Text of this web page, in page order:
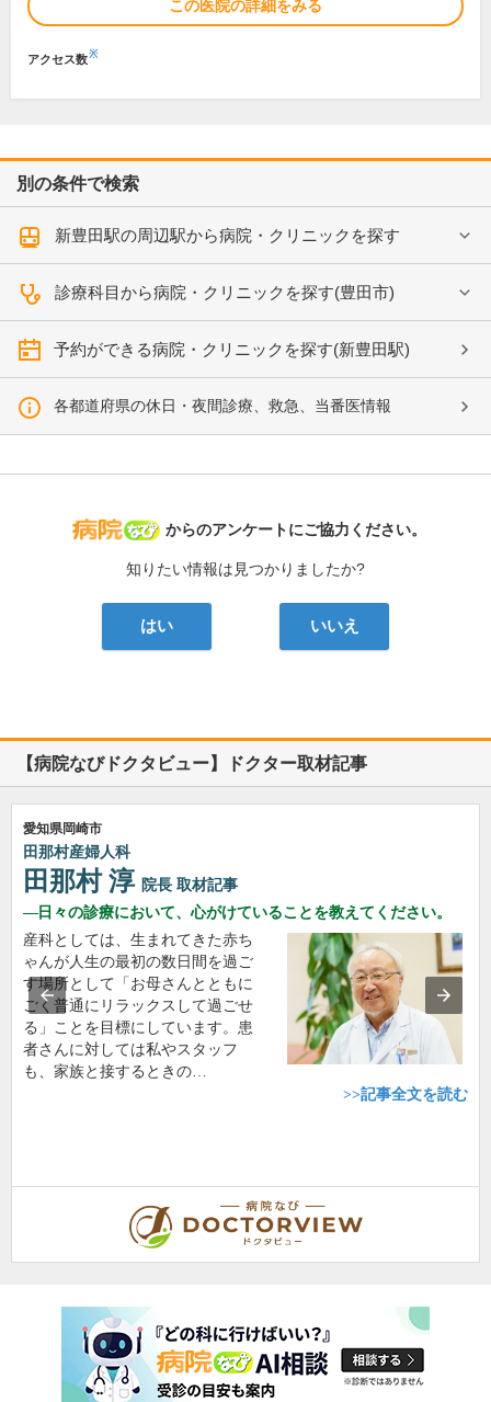
この医院の詳細をみる
アクセス数※
別の条件で検索
新豊田駅の周辺駅から病院・クリニックを探す
診療科目から病院・クリニックを探す(豊田市)
予約ができる病院・クリニックを探す(新豊田駅)
各都道府県の休日・夜間診療、救急、当番医情報
病院なび
からのアンケートにご協力ください。
知りたい情報は見つかりましたか?
はい いいえ
【病院なびドクタビュー】ドクター取材記事
愛知県岡崎市
田那村産婦人科
田那村 淳 院長 取材記事
日々の診療において、心がけていることを教えてください。
産科としては、生まれてきた赤ち
ゃんが人生の最初の数日間を過ご
す場所として「お母さんとともに
ごく普通にリラックスして過ごせ
る」ことを目標にしています。患
者さんに対しては私やスタッフ
も、家族と接するときの…
>>記事全文を読む